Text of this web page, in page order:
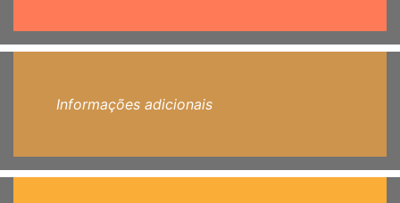
Informações adicionais